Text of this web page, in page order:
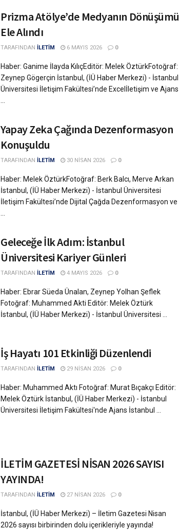
Prizma Atölye’de Medyanın Dönüşümü
Ele Alındı
TARAFINDAN İLETİM 6 MAYIS 2026 0
Haber: Ganime İlayda KılıçEditör: Melek ÖztürkFotoğraf:
Zeynep Gögerçin İstanbul, (İÜ Haber Merkezi) - İstanbul
Üniversitesi İletişim Fakültesi’nde Excelİletişim ve Ajans
Yapay Zeka Çağında Dezenformasyon
Konuşuldu
TARAFINDAN İLETİM 30 NISAN 2026 0
Haber: Melek ÖztürkFotoğraf: Berk Balcı, Merve Arkan
İstanbul, (İÜ Haber Merkezi) - İstanbul Üniversitesi
İletişim Fakültesi’nde Dijital Çağda Dezenformasyon ve
Geleceğe İlk Adım: İstanbul
Üniversitesi Kariyer Günleri
TARAFINDAN İLETİM 4 MAYIS 2026 0
Haber: Ebrar Süeda Ünalan, Zeynep Yolhan Şeflek
Fotoğraf: Muhammed Akti Editör: Melek Öztürk
İstanbul, (İÜ Haber Merkezi) - İstanbul Üniversitesi ...
İş Hayatı 101 Etkinliği Düzenlendi
TARAFINDAN İLETİM 29 NISAN 2026 0
Haber: Muhammed Aktı Fotoğraf: Murat Bıçakçı Editör:
Melek Öztürk İstanbul, (İÜ Haber Merkezi) - İstanbul
Üniversitesi İletişim Fakültesi'nde Ajans İstanbul ...
İLETİM GAZETESİ NİSAN 2026 SAYISI
YAYINDA!
TARAFINDAN İLETİM 27 NISAN 2026 0
İstanbul, (İÜ Haber Merkezi) – İletim Gazetesi Nisan
2026 sayısı birbirinden dolu içerikleriyle yayında!